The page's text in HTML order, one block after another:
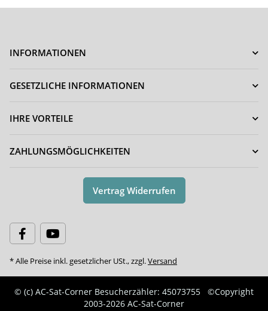
INFORMATIONEN
GESETZLICHE INFORMATIONEN
IHRE VORTEILE
ZAHLUNGSMÖGLICHKEITEN
Vertrag Widerrufen
* Alle Preise inkl. gesetzlicher USt., zzgl.Versand
© (c) AC-Sat-Corner Besucherzähler: 45073755
©Copyright
2003-2026 AC-Sat-Corner